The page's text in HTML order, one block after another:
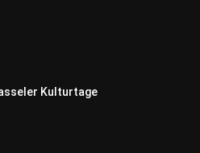
Kulturtage